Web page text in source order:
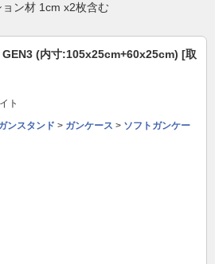
ン材 1cm x2枚含む
GEN3 (内寸:105x25cm+60x25cm) [取
ト
ンスタンド > ガンケース > ソフトガンケー